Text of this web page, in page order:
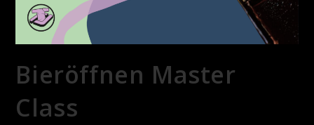
Bieröffnen Master
Class